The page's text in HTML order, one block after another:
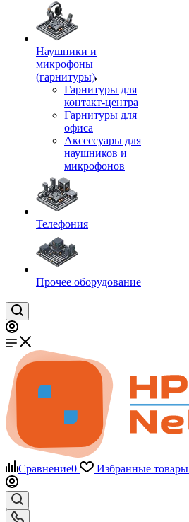
Наушники и
микрофоны
(гарнитуры)
Гарнитуры для
контакт-центра
Гарнитуры для
офиса
Аксессуары для
наушников и
микрофонов
Телефония
Прочее оборудование
Сравнение0 Избранные товары